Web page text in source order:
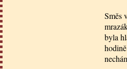
Směs
byla